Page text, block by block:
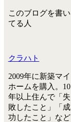
このブログを書い
てる人
クラハト
2009年に新築マイ
ホームを購入。10
年以上住んで「失
敗したこと」「成
功したこと」など